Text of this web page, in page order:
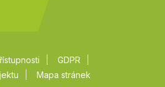
GDPR
Mapa stránek